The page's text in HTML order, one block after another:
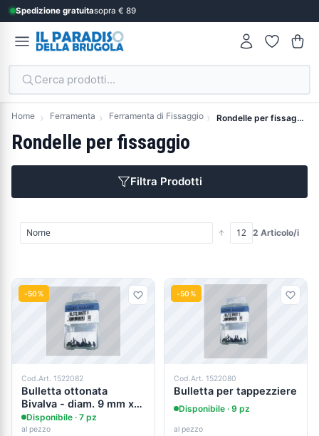
Spedizione gratuitasopra € 89
Cerca prodotti...
Home Ferramenta Ferramenta di Fissaggio Rondelle per fissaggio
Rondelle per fissaggio
Filtra Prodotti
2 Articolo/i
Prodotti
-50%
Cod.Art. 1522082
Bulletta ottonata
Bivalva - diam. 9 mm x
15 mm
Disponibile · 7 pz
al pezzo
-50%
Cod.Art. 1522080
Bulletta per tappezziere
Disponibile · 9 pz
al pezzo